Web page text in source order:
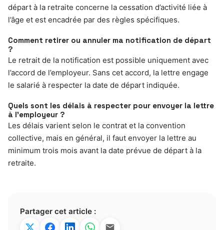
départ à la retraite concerne la cessation d’activité liée à
l’âge et est encadrée par des règles spécifiques.
Comment retirer ou annuler ma notification de départ
?
Le retrait de la notification est possible uniquement avec
l’accord de l’employeur. Sans cet accord, la lettre engage
le salarié à respecter la date de départ indiquée.
Quels sont les délais à respecter pour envoyer la lettre
à l’employeur ?
Les délais varient selon le contrat et la convention
collective, mais en général, il faut envoyer la lettre au
minimum trois mois avant la date prévue de départ à la
retraite.
Partager cet article :